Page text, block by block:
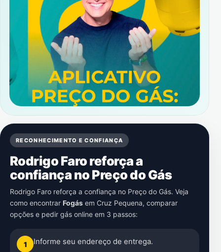
RECONHECIMENTO E CONFIANÇA
Rodrigo Faro reforça a
confiança no Preço do Gás
Rodrigo Faro reforça a confiança no Preço do Gás. Veja
como encontrar Fogás em Cruz Pequena, comparar
opções e pedir gás online em 3 passos:
1 Informe seu endereço de entrega.